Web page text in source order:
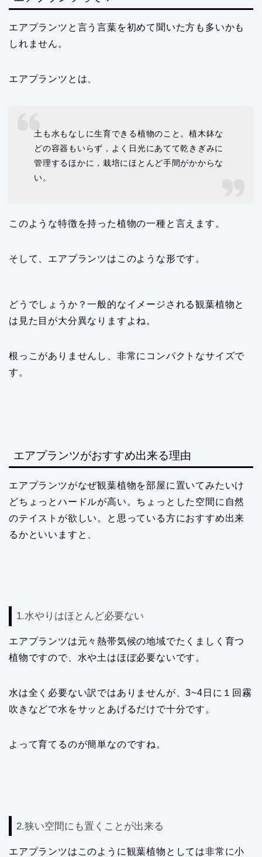
エアプランツと言う言葉を初めて聞いた方も多いかも
しれません。
エアプランツとは、
土も水もなしに生育できる植物のこと。植木鉢な
どの容器もいらず，よく日光にあてて乾きぎみに
管理するほかに，栽培にほとんど手間がかからな
い。
このような特徴を持った植物の一種と言えます。
そして、エアプランツはこのような形です。
どうでしょうか？一般的なイメージされる観葉植物と
は見た目が大分異なりますよね。
根っこがありませんし、非常にコンパクトなサイズで
す。
エアプランツがおすすめ出来る理由
エアプランツがなぜ観葉植物を部屋に置いてみたいけ
どちょっとハードルが高い。ちょっとした空間に自然
のテイストが欲しい。と思っている方におすすめ出来
るかといいますと、
1.水やりはほとんど必要ない
エアプランツは元々熱帯気候の地域でたくましく育つ
植物ですので、水や土はほぼ必要ないです。
水は全く必要ない訳ではありませんが、3~4日に１回霧
吹きなどで水をサッとあげるだけで十分です。
よって育てるのが簡単なのですね。
2.狭い空間にも置くことが出来る
エアプランツはこのように観葉植物としては非常に小